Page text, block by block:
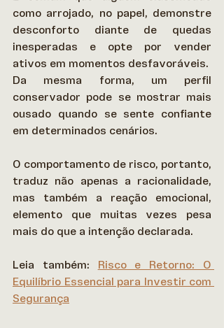
como arrojado, no papel, demonstre
desconforto diante de quedas
inesperadas e opte por vender
ativos em momentos desfavoráveis.
Da mesma forma, um perfil
conservador pode se mostrar mais
ousado quando se sente confiante
em determinados cenários.
O comportamento de risco, portanto,
traduz não apenas a racionalidade,
mas também a reação emocional,
elemento que muitas vezes pesa
mais do que a intenção declarada.
Leia também: Risco e Retorno: O
Equilíbrio Essencial para Investir com
Segurança